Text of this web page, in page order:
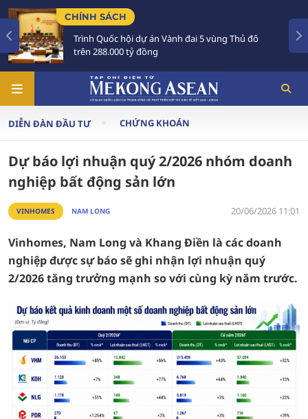
đai 5 vùng Thủ đô
Tổng Bí thư, Chủ tịch
Australia và New Zealand
DIỄN ĐÀN ĐẦU TƯ CHỨNG KHOÁN
Dự báo lợi nhuận quý 2/2026 nhóm doanh
nghiệp bất động sản lớn
VINHOMES NAM LONG 20/06/2026 11:01
Vinhomes, Nam Long và Khang Điền là các doanh
nghiệp được sự báo sẽ ghi nhận lợi nhuận quý
2/2026 tăng trưởng mạnh so với cùng kỳ năm trước.